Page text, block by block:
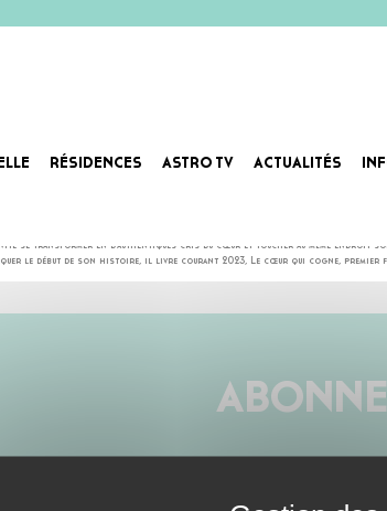
RÉSIDENCES ASTRO TV ACTUALITÉS
se transformer en d’authentiques cris du cœur et toucher au même endroit
le début de son histoire, il livre courant 2023, Le cœur qui cogne, premier